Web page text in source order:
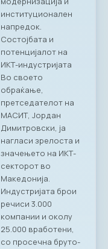
членките на
комората имаа
единствена
можност одблиску
да се запознаат со
капацитетите и
професионалност
а на Ragusa Group –
лидер во областа
на организација на
корпоративни
настани и
гостопримство.
„Овој настан
потврди дека
најдобрите идеи и
стратешки
партнерства се
создаваат кога
професионалност